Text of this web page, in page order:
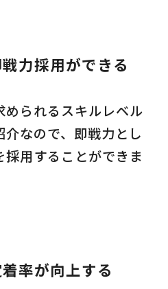
力採用ができる
られるスキルレベル
なので、即戦力とし
用することができま
率が向上する